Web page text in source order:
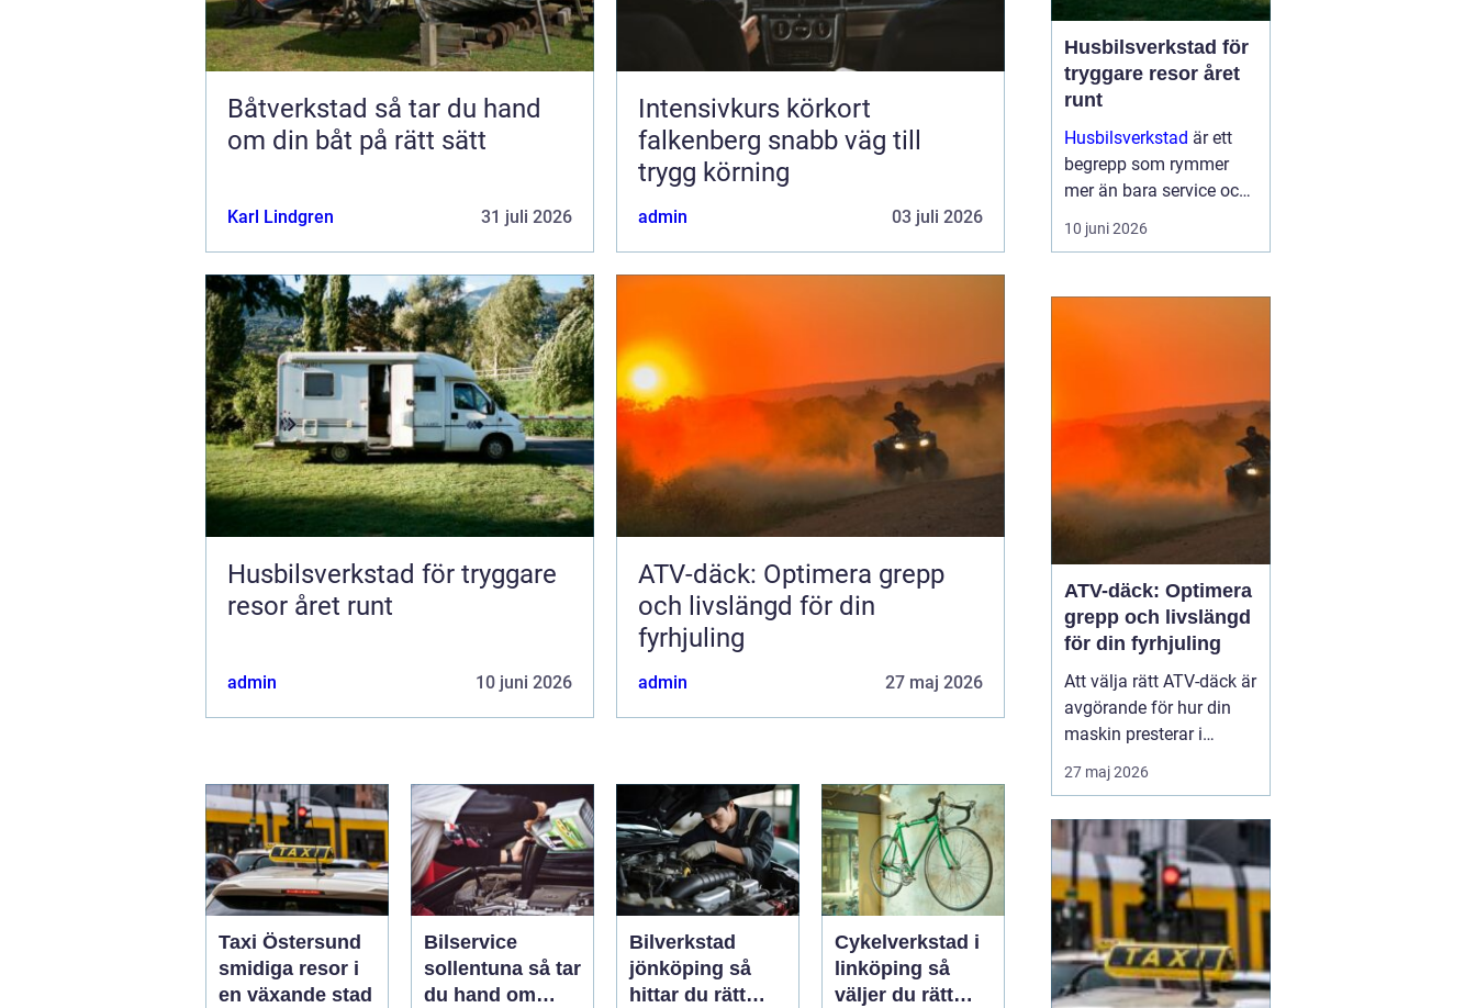
Båtverkstad så tar du hand
om din båt på rätt sätt
Karl Lindgren 31 juli 2026
Intensivkurs körkort
falkenberg snabb väg till
trygg körning
admin 03 juli 2026
Husbilsverkstad för tryggare
resor året runt
admin 10 juni 2026
ATV-däck: Optimera grepp
och livslängd för din
fyrhjuling
admin 27 maj 2026
Taxi Östersund
smidiga resor i
en växande stad
Bilservice
sollentuna så tar
du hand om
Bilverkstad
jönköping så
hittar du rätt
Cykelverkstad i
linköping så
väljer du rätt
Husbilsverkstad för
tryggare resor året
runt
Husbilsverkstad är ett
begrepp som rymmer
mer än bara service och
reparationer. En välskött
husbil ger trygghet,
vägen. G...
10 juni 2026
ATV-däck: Optimera
grepp och livslängd
för din fyrhjuling
Att välja rätt ATV-däck är
avgörande för hur din
maskin presterar i
vardagen, oavsett om du
arbetar i skogen eller kör
däck gör stor skillnad för
säkerhet...
27 maj 2026